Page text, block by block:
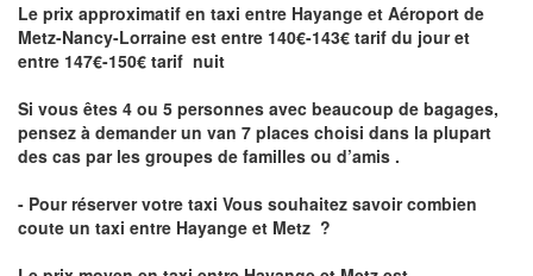
Le prix approximatif en taxi entre Hayange et Aéroport de
Metz-Nancy-Lorraine est entre 140€-143€ tarif du jour et
entre 147€-150€ tarif nuit
Si vous êtes 4 ou 5 personnes avec beaucoup de bagages,
pensez à demander un van 7 places choisi dans la plupart
des cas par les groupes de familles ou d’amis .
- Pour réserver votre taxi Vous souhaitez savoircombien
coute un taxi entre Hayange et Metz ?